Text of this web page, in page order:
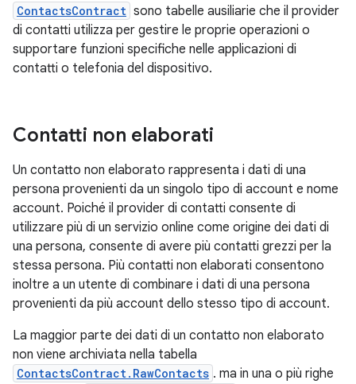
ContactsContract sono tabelle ausiliarie che il provider
di contatti utilizza per gestire le proprie operazioni o
supportare funzioni specifiche nelle applicazioni di
contatti o telefonia del dispositivo.
Contatti non elaborati
Un contatto non elaborato rappresenta i dati di una
persona provenienti da un singolo tipo di account e nome
account. Poiché il provider di contatti consente di
utilizzare più di un servizio online come origine dei dati di
una persona, consente di avere più contatti grezzi per la
stessa persona. Più contatti non elaborati consentono
inoltre a un utente di combinare i dati di una persona
provenienti da più account dello stesso tipo di account.
La maggior parte dei dati di un contatto non elaborato
non viene archiviata nella tabella
ContactsContract.RawContacts . ma in una o più righe